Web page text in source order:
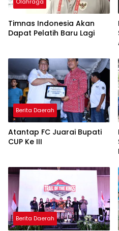
Timnas Indonesia Akan
Dapat Pelatih Baru Lagi
Berita Daerah
Atantap FC Juarai Bupati
CUP Ke III
Berita Daerah